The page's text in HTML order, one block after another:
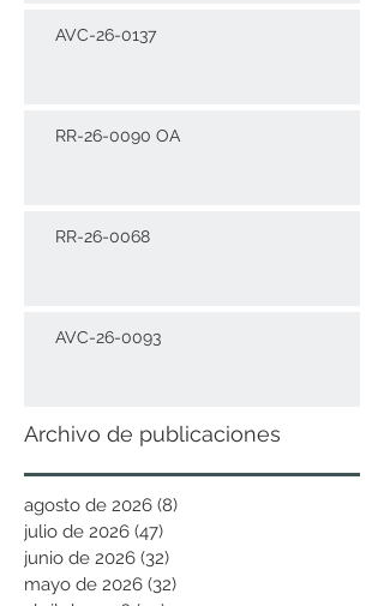
AVC-26-0137
RR-26-0090 OA
RR-26-0068
AVC-26-0093
Archivo de publicaciones
agosto de 2026 (8)
julio de 2026 (47)
junio de 2026 (32)
mayo de 2026 (32)